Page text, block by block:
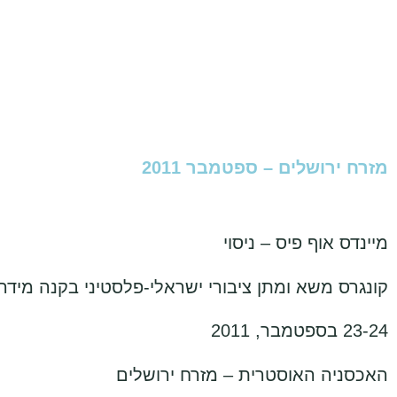
מזרח ירושלים – ספטמבר 2011
מיינדס אוף פיס – ניסוי
קונגרס משא ומתן ציבורי ישראלי-פלסטיני בקנה
23-24 בספטמבר, 2011
האכסניה האוסטרית – מזרח ירושלים